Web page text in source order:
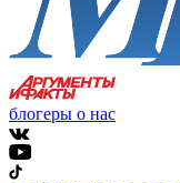
блогеры о нас